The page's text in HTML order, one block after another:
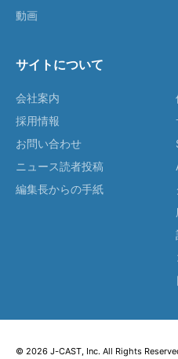
動画
サイトについて
会社案内
採用情報
お問い合わせ
ニュース読者投稿
編集長からの手紙
© 2026 J-CAST, Inc. All Rights